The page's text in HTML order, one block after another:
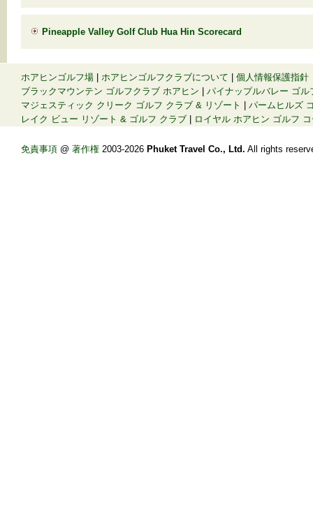
Pineapple Valley Golf Club Hua Hin Scorecard
ホアヒンゴルフ場 ホアヒンゴルフクラブについて
個人情報保護指針
ブラックマウンテン ゴルフクラブ ホアヒン
パイナップルバレー ゴル
マジェスティック クリーク ゴルフ クラブ & リゾート
パームヒルズ
レイク ビュー リゾート & ゴルフ クラブ
ロイヤル ホアヒン ゴルフ
免責事項 @ 著作権 2003-2026 Phuket Travel Co., Ltd. All rights